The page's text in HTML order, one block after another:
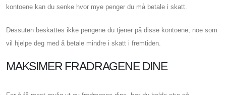
kontoene kan du senke hvor mye penger du må betale i skatt.
Dessuten beskattes ikke pengene du tjener på disse kontoene, noe som
vil hjelpe deg med å betale mindre i skatt i fremtiden.
MAKSIMER FRADRAGENE DINE